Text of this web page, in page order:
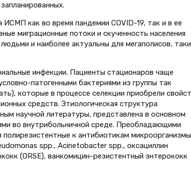
как во время пандемии COVID-19, так и в ее
миграционные потоки и скученность населения
и наиболее актуальны для мегаполисов,
инфекции. Пациенты стационаров чаще
патогенными бактериями из группы так
которые в процессе селекции приобрели
средств. Этиологическая структура
научной литературы, представлена в основном
во внутрибольничной среде. Преобладающими
к антибиотикам
spp., Acinetobacter spp., оксациллин
(ORSE), ванкомицин-резистентный энтерококк